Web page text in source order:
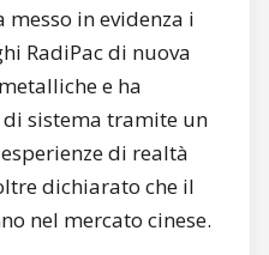
messo in evidenza i
RadiPac di nuova
e ha
sistema tramite un
di realtà
dichiarato che il
nel mercato cinese.